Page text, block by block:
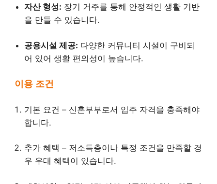
자산 형성: 장기 거주를 통해 안정적인 생활 기반
을 만들 수 있습니다.
공용시설 제공: 다양한 커뮤니티 시설이 구비되
어 있어 생활 편의성이 높습니다.
이용 조건
기본 요건 – 신혼부부로서 입주 자격을 충족해야
합니다.
추가 혜택 – 저소득층이나 특정 조건을 만족할 경
우 우대 혜택이 있습니다.